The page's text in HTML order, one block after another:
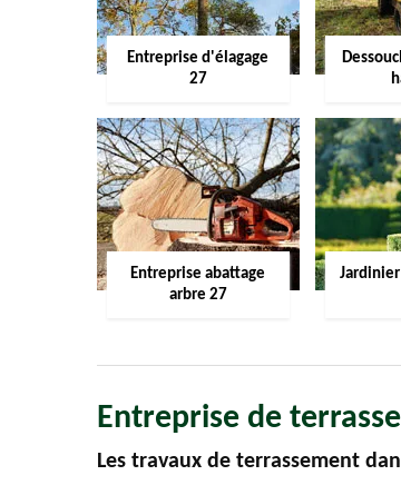
Entreprise d'élagage
27
Entreprise abattage
arbre 27
Entreprise de
Les travaux de terrassement